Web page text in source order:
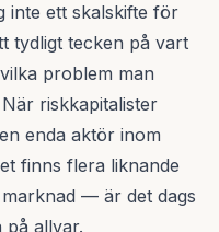
inte ett skalskifte för
tydligt tecken på vart
problem man
riskkapitalister
enda aktör inom
finns flera liknande
— är det dags
på allvar.